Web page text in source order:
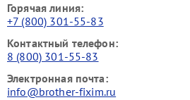
Горячая линия:
+7 (800) 301-55-83
Контактный телефон:
8 (800) 301-55-83
Электронная почта:
info@brother-fixim.ru